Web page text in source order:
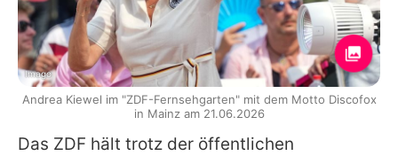
Das ZDF hält trotz der öffentlichen
Imago
Andrea Kiewel im "ZDF-Fernsehgarten" mit dem Motto Discofox
in Mainz am 21.06.2026